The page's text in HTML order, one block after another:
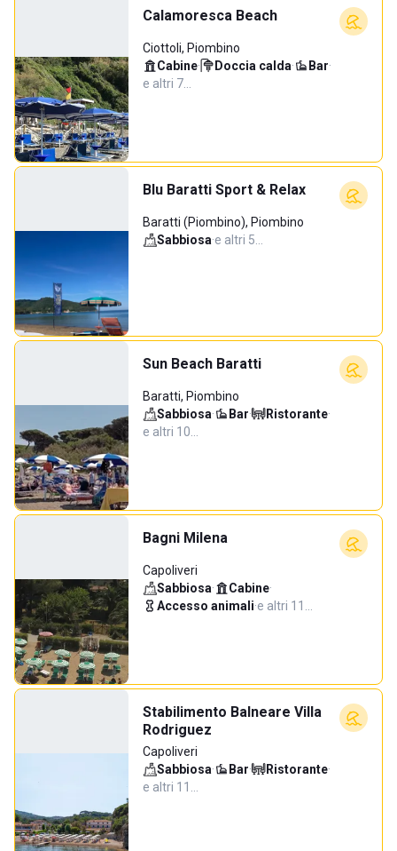
Calamoresca Beach
Ciottoli, Piombino
Cabine· Doccia calda· Bar·
e altri 7…
Blu Baratti Sport & Relax
Baratti (Piombino), Piombino
Sabbiosa·e altri 5…
Sun Beach Baratti
Baratti, Piombino
Sabbiosa· Bar· Ristorante·
e altri 10…
Bagni Milena
Capoliveri
Sabbiosa· Cabine·
Accesso animali·e altri 11…
Stabilimento Balneare Villa
Rodriguez
Capoliveri
Sabbiosa· Bar· Ristorante·
e altri 11…